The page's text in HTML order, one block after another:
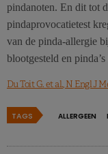
pindanoten. En dit tot
pindaprovocatietest
van de pinda-allergie
blootgesteld en
Du Toit G. et al., N Engl J
TAGS ALLERGEEN